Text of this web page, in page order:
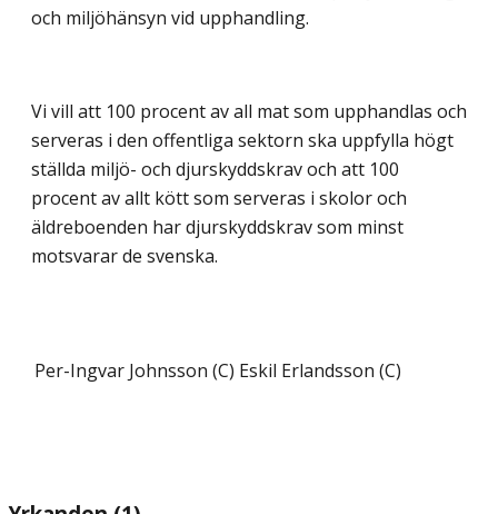
och miljöhänsyn vid upphandling.
Vi vill att 100 procent av all mat som upphandlas och
serveras i den offentliga sektorn ska uppfylla högt
ställda miljö- och djurskyddskrav och att 100
procent av allt kött som serveras i skolor och
äldreboenden har djurskyddskrav som minst
motsvarar de svenska.
Per-Ingvar Johnsson (C) Eskil Erlandsson (C)